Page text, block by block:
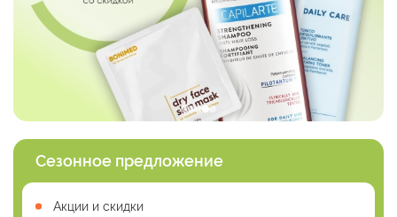
Сезонное предложение
Акции и скидки